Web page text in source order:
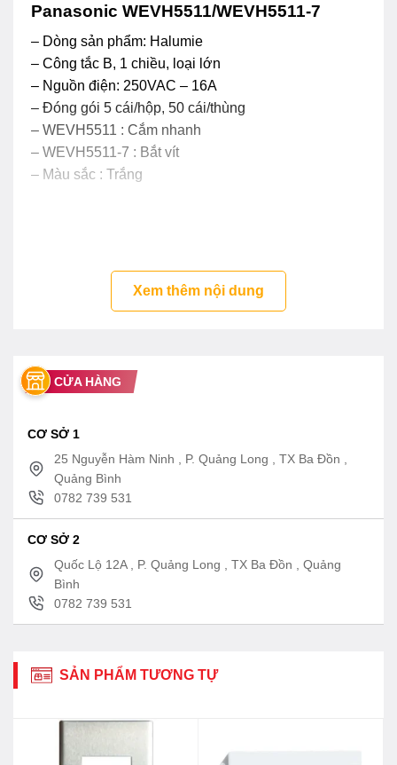
Panasonic WEVH5511/WEVH5511-7
– Dòng sản phẩm: Halumie
– Công tắc B, 1 chiều, loại lớn
– Nguồn điện: 250VAC – 16A
– Đóng gói 5 cái/hộp, 50 cái/thùng
– WEVH5511 : Cắm nhanh
– WEVH5511-7 : Bắt vít
– Màu sắc : Trắng
Xem thêm nội dung
CỬA HÀNG
CƠ SỞ 1
25 Nguyễn Hàm Ninh , P. Quảng Long , TX Ba Đồn ,
Quảng Bình
0782 739 531
CƠ SỞ 2
Quốc Lộ 12A , P. Quảng Long , TX Ba Đồn , Quảng
Bình
0782 739 531
SẢN PHẨM TƯƠNG TỰ